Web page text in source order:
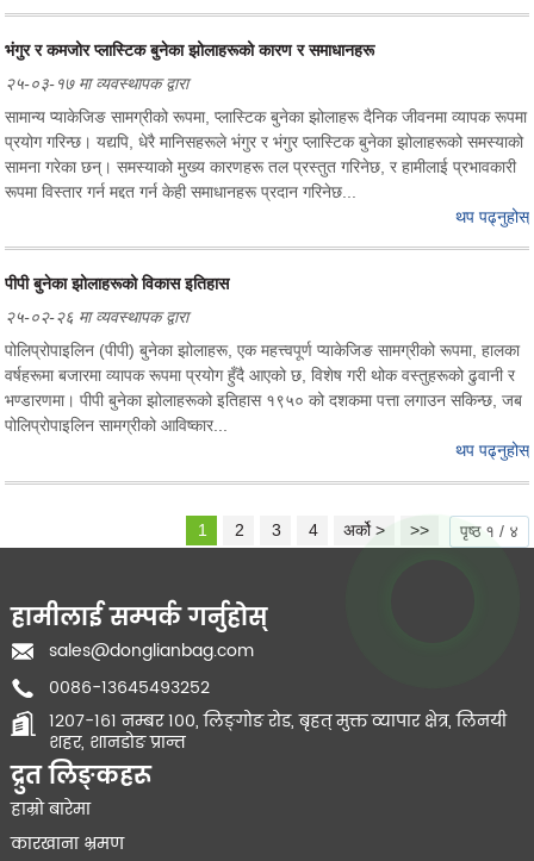
भंगुर र कमजोर प्लास्टिक बुनेका झोलाहरूको कारण र समाधानहरू
२५-०३-१७ मा व्यवस्थापक द्वारा
सामान्य प्याकेजिङ सामग्रीको रूपमा, प्लास्टिक बुनेका झोलाहरू दैनिक जीवनमा व्यापक रूपमा
प्रयोग गरिन्छ। यद्यपि, धेरै मानिसहरूले भंगुर र भंगुर प्लास्टिक बुनेका झोलाहरूको समस्याको
सामना गरेका छन्। समस्याको मुख्य कारणहरू तल प्रस्तुत गरिनेछ, र हामीलाई प्रभावकारी
रूपमा विस्तार गर्न मद्दत गर्न केही समाधानहरू प्रदान गरिनेछ...
थप पढ्नुहोस्
पीपी बुनेका झोलाहरूको विकास इतिहास
२५-०२-२६ मा व्यवस्थापक द्वारा
पोलिप्रोपाइलिन (पीपी) बुनेका झोलाहरू, एक महत्त्वपूर्ण प्याकेजिङ सामग्रीको रूपमा, हालका
वर्षहरूमा बजारमा व्यापक रूपमा प्रयोग हुँदै आएको छ, विशेष गरी थोक वस्तुहरूको ढुवानी र
भण्डारणमा। पीपी बुनेका झोलाहरूको इतिहास १९५० को दशकमा पत्ता लगाउन सकिन्छ, जब
पोलिप्रोपाइलिन सामग्रीको आविष्कार...
थप पढ्नुहोस्
1 2 3 4 अर्को > >> पृष्ठ १ / ४
हामीलाई सम्पर्क गर्नुहोस्
sales@donglianbag.com
००८६-१३६४५४९३२५२
१२०७-१६१ नम्बर १००, लिङ्गोङ रोड, बृहत् मुक्त व्यापार क्षेत्र, लिनयी
शहर, शानडोङ प्रान्त
द्रुत लिङ्कहरू
हाम्रो बारेमा
कारखाना भ्रमण